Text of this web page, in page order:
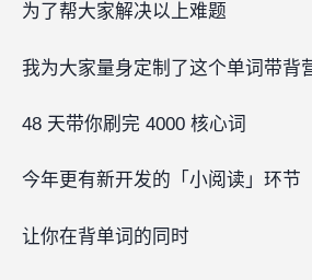
为了帮大家解决以上难题
我为大家量身定制了这个单词带背
48 天带你刷完 4000 核心词
今年更有新开发的「小阅读」环节
让你在背单词的同时